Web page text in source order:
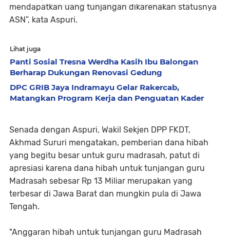
mendapatkan uang tunjangan dikarenakan statusnya
ASN”, kata Aspuri.
Lihat juga
Panti Sosial Tresna Werdha Kasih Ibu Balongan
Berharap Dukungan Renovasi Gedung
DPC GRIB Jaya Indramayu Gelar Rakercab,
Matangkan Program Kerja dan Penguatan Kader
Senada dengan Aspuri, Wakil Sekjen DPP FKDT,
Akhmad Sururi mengatakan, pemberian dana hibah
yang begitu besar untuk guru madrasah, patut di
apresiasi karena dana hibah untuk tunjangan guru
Madrasah sebesar Rp 13 Miliar merupakan yang
terbesar di Jawa Barat dan mungkin pula di Jawa
Tengah.
"Anggaran hibah untuk tunjangan guru Madrasah